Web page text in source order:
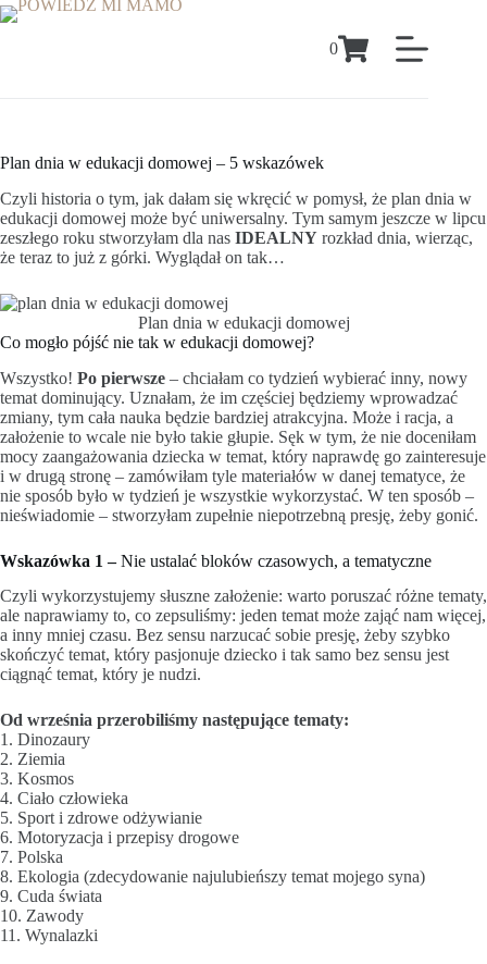
0
Plan dnia w edukacji domowej – 5 wskazówek
Czyli historia o tym, jak dałam się wkręcić w pomysł, że plan dnia w
edukacji domowej może być uniwersalny. Tym samym jeszcze w lipcu
zeszłego roku stworzyłam dla nas IDEALNY rozkład dnia, wierząc,
że teraz to już z górki. Wyglądał on tak…
Plan dnia w edukacji domowej
Co mogło pójść nie tak w edukacji domowej?
Wszystko! Po pierwsze – chciałam co tydzień wybierać inny, nowy
temat dominujący. Uznałam, że im częściej będziemy wprowadzać
zmiany, tym cała nauka będzie bardziej atrakcyjna. Może i racja, a
założenie to wcale nie było takie głupie. Sęk w tym, że nie doceniłam
mocy zaangażowania dziecka w temat, który naprawdę go zainteresuje
i w drugą stronę – zamówiłam tyle materiałów w danej tematyce, że
nie sposób było w tydzień je wszystkie wykorzystać. W ten sposób –
nieświadomie – stworzyłam zupełnie niepotrzebną presję, żeby gonić.
Wskazówka 1 –Nie ustalać bloków czasowych, a tematyczne
Czyli wykorzystujemy słuszne założenie: warto poruszać różne tematy,
ale naprawiamy to, co zepsuliśmy: jeden temat może zająć nam więcej,
a inny mniej czasu. Bez sensu narzucać sobie presję, żeby szybko
skończyć temat, który pasjonuje dziecko i tak samo bez sensu jest
ciągnąć temat, który je nudzi.
Od września przerobiliśmy następujące tematy:
1. Dinozaury
2. Ziemia
3. Kosmos
4. Ciało człowieka
5. Sport i zdrowe odżywianie
6. Motoryzacja i przepisy drogowe
7. Polska
8. Ekologia (zdecydowanie najulubieńszy temat mojego syna)
9. Cuda świata
10. Zawody
11. Wynalazki